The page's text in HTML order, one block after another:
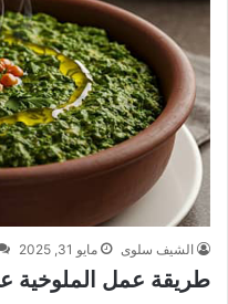
الشيف سلوى مايو 31, 2025
طريقة عمل الملوخية